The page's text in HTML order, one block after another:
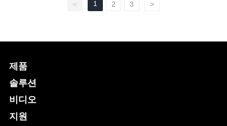
< 1 2 3 >
제품
솔루션
비디오
지원